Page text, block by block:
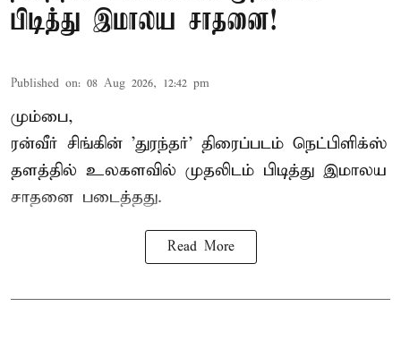
பிடித்து இமாலய சாதனை!
Published on: 08 Aug 2026, 12:42 pm
மும்பை,
ரன்வீர் சிங்கின் 'துரந்தர்' திரைப்படம் நெட்பிளிக்ஸ்
தளத்தில் உலகளவில் முதலிடம் பிடித்து இமாலய
சாதனை படைத்தது.
Read More